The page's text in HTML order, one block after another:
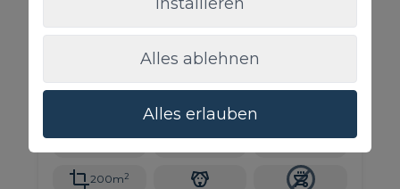
Tauro Golf 2
Die Villa Tauro Golf 2 ist zweifelsohne ein
Ferienhaus mit einem besonderen Charakter und
Charme. Es verfügt über 3 Schlafzimmer, 3
Badezimmer und einen privaten Pool.
6 3 3.5
200m2
Alles ablehnen
Alles erlauben